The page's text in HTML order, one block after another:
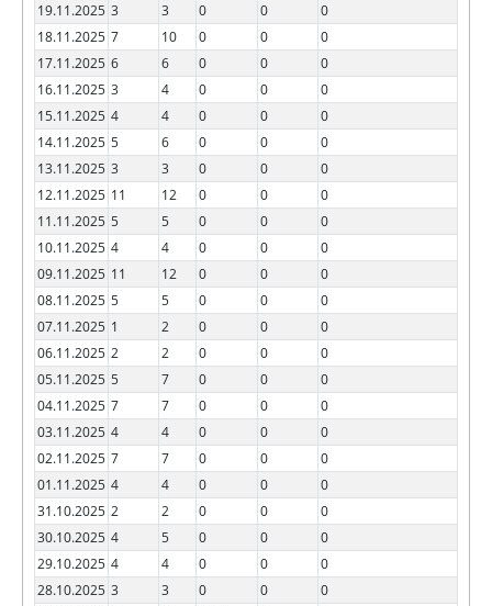
19.11.2025 3 3 0 0
0
18.11.2025 7 10 0 0
0
17.11.2025 6 6 0 0
0
16.11.2025 3 4 0 0
0
15.11.2025 4 4 0 0
0
14.11.2025 5 6 0 0
0
13.11.2025 3 3 0 0
0
12.11.2025 11 12 0 0
0
11.11.2025 5 5 0 0
0
10.11.2025 4 4 0 0
0
09.11.2025 11 12 0 0
0
08.11.2025 5 5 0 0
0
07.11.2025 1 2 0 0
0
06.11.2025 2 2 0 0
0
05.11.2025 5 7 0 0
0
04.11.2025 7 7 0 0
0
03.11.2025 4 4 0 0
0
02.11.2025 7 7 0 0
0
01.11.2025 4 4 0 0
0
31.10.2025 2 2 0 0
0
30.10.2025 4 5 0 0
0
29.10.2025 4 4 0 0
0
28.10.2025 3 3 0 0
0